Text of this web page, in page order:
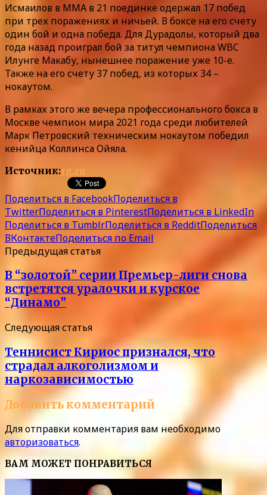
Исмаилов в ММА в 21 поединке одержал 17 побед
при трех поражениях и ничьей. В боксе на его счету
один бой и одна победа. Для Дурадолы, который два
года назад проиграл бой за титул чемпиона WBC
Илунге Макабу, нынешнее поражение уже 10-е.
Также на его счету 37 побед, из которых 34 –
нокаутом.
В рамках этого же вечера профессионального бокса в
Москве чемпион мира 2021 года среди любителей
Марк Петровский техническим нокаутом победил
кенийца Коллинса Ойяла.
Источник:rg.ru
Поделиться в FacebookПоделиться в
TwitterПоделиться в PinterestПоделиться в LinkedIn
Поделиться в TumblrПоделиться в RedditПоделиться
ВКонтактеПоделиться по Email
Предыдущая статья
В “золотой” серии Премьер-лиги снова
встретятся уралочки и курское
“Динамо”
Следующая статья
Теннисист Кириос признался, что
страдал алкоголизмом и
наркозависимостью
Добавить комментарий
Для отправки комментария вам необходимо
авторизоваться.
ВАМ МОЖЕТ ПОНРАВИТЬСЯ